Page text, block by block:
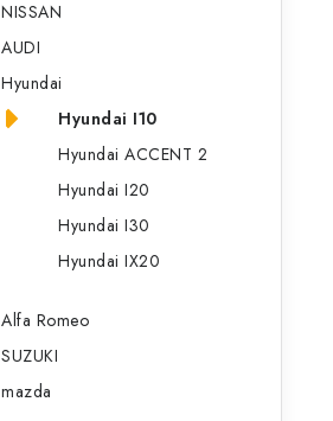
NISSAN
AUDI
Hyundai
Hyundai I10
Hyundai ACCENT 2
Hyundai I20
Hyundai I30
Hyundai IX20
Alfa Romeo
SUZUKI
mazda